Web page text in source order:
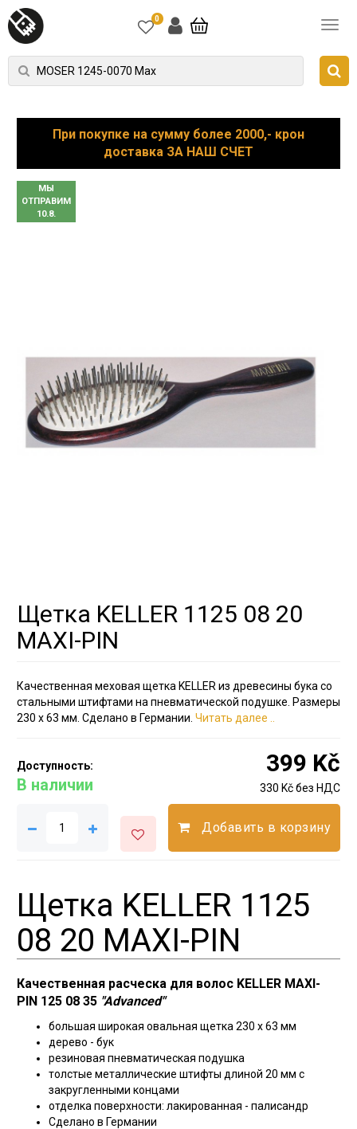
0
При покупке на сумму более 2000,- крон
доставка ЗА НАШ СЧЕТ
МЫ
ОТПРАВИМ
10.8.
Щетка KELLER 1125 08 20
MAXI-PIN
Качественная меховая щетка KELLER из древесины бука со
стальными штифтами на пневматической подушке. Размеры
230 х 63 мм. Сделано в Германии. Читать далее ..
Доступность:
В наличии
399 Kč
330 Kč без НДС
Добавить в корзину
Щетка KELLER 1125
08 20 MAXI-PIN
Качественная расческа для волос KELLER MAXI-
PIN 125 08 35 "Advanced"
большая широкая овальная щетка 230 х 63 мм
дерево - бук
резиновая пневматическая подушка
толстые металлические штифты длиной 20 мм с
закругленными концами
отделка поверхности: лакированная - палисандр
Сделано в Германии